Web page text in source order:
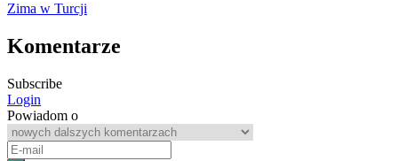
Zima w Turcji
Komentarze
Subscribe
Login
Powiadom o